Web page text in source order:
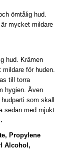
ömtålig hud.
mycket mildare
hud. Krämen
för huden.
till torra
hygien. Även
som skall
sedan med mjukt
Propylene
Alcohol,